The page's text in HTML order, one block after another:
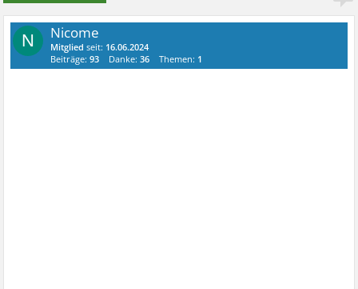
N Nicome
Mitglied seit: 16.06.2024
Beiträge:93 Danke:36 Themen: 1